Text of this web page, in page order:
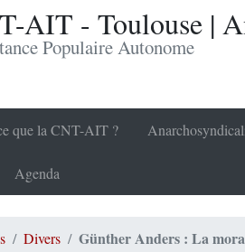
AIT - Toulouse |
Populaire Autonome
que la CNT-AIT ?
Agenda
Divers Günther Anders : La